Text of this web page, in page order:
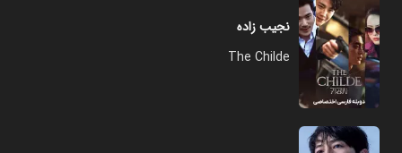
نجیب زاده
The Childe